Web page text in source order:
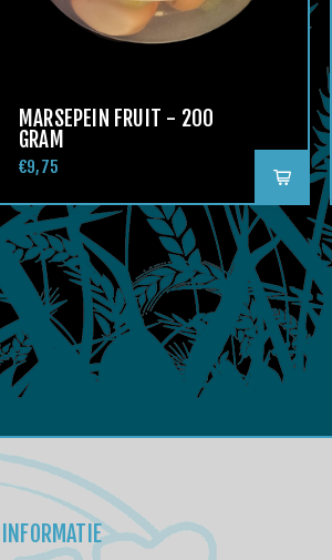
MARSEPEIN FRUIT - 200
GRAM
€9,75
INFORMATIE